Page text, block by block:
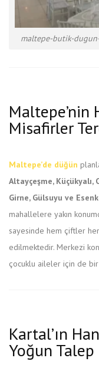
maltepe-butik-
Misafirler
Maltepe’de düğün
Altayçeşme, Küçükyalı,
Girne, Gülsuyu ve
mahallelere yakın
sayesinde hem çiftler
edilmektedir. Merkezi
çocuklu aileler için de bir
Kartal’ın
Yoğun